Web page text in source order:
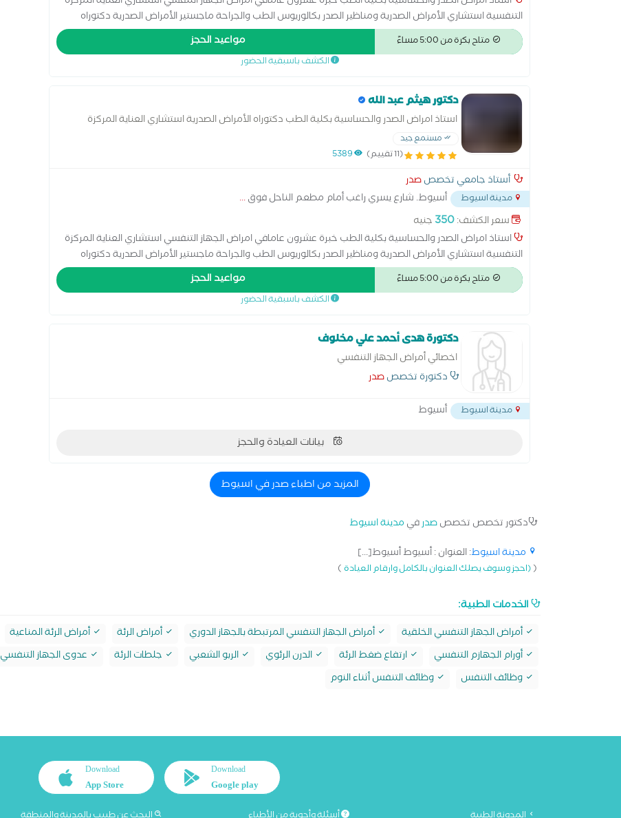
التنفسية استشاري الأمراض الصدرية ومناظير الصدر بكالوريوس الطب والجراحة ماجستير الأمراض الصدرية دكتوراه
الأمراض الصدرية
متاح بكرة من 5:00 مساءً مواعيد الحجز
الكشف باسبقية الحضور
دكتور هيثم عبد الله
استاذ امراض الصدر والحساسية بكلية الطب دكتوراه الأمراض الصدرية استشاري العناية المركزة
والمناظير
مستمع جيد
(11 تقييم) 5389
أستاذ جامعي تخصصصدر
مدينة اسيوط أسيوط. شارع يسري راغب أمام مطعم الناحل فوق...
سعر الكشف:350 جنيه
استاذ امراض الصدر والحساسية بكلية الطب خبرة عشرون عامافي امراض الجهاز التنفسي استشاري العناية المركزة
التنفسية استشاري الأمراض الصدرية ومناظير الصدر بكالوريوس الطب والجراحة ماجستير الأمراض الصدرية دكتوراه
الأمراض الصدرية
متاح بكرة من 5:00 مساءً مواعيد الحجز
الكشف باسبقية الحضور
دكتورة هدى أحمد علي مخلوف
اخصائي أمراض الجهاز التنفسي
دكتورة تخصصصدر
مدينة اسيوط أسيوط
بيانات العيادة والحجز
المزيد من اطباء صدر في اسيوط
دكتور تخصص تخصصصدرفي مدينة اسيوط
مدينة اسيوط: العنوان : أسيوط أسيوط[...]
((احجز وسوف يصلك العنوان بالكامل وارقام العيادة)
الخدمات الطبية:
أمراض الجهاز التنفسي الخلقية أمراض الجهاز التنفسي المرتبطة بالجهاز الدوري أمراض الرئة أمراض الرئة المناعية
أورام الجهازم التنفسي
ارتفاع ضغط الرئة الدرن الرئوي الربو الشعبي جلطات الرئة عدوى الجهاز التنفسي
وظائف التنفس
وظائف التنفس أثناء النوم
Download
Google play
Download
App Store